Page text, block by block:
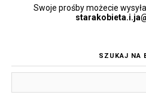
Swoje prośby możecie
SZUKAJ NA